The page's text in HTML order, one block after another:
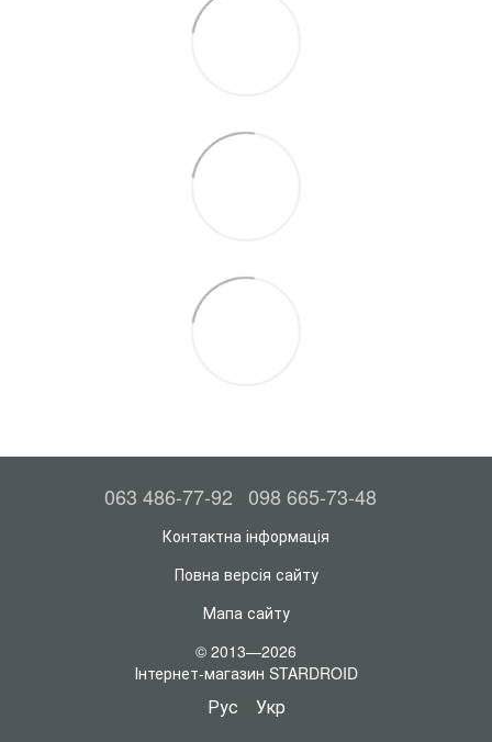
063 486-77-92 098 665-73-48
Контактна інформація
Повна версія сайту
Мапа сайту
© 2013—2026
Інтернет-магазин STARDROID
Рус Укр